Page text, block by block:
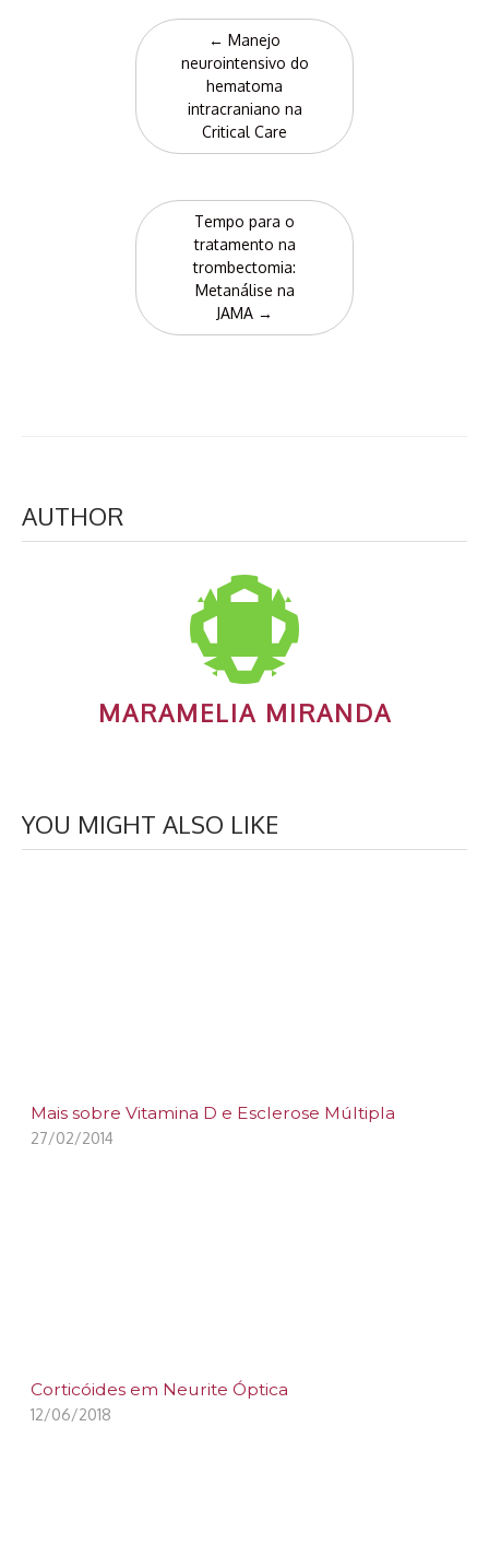
navigation
← Manejo
neurointensivo do
hematoma
intracraniano na
Critical Care
Tempo para o
tratamento na
trombectomia:
Metanálise na
JAMA →
AUTHOR
MARAMELIA MIRANDA
YOU MIGHT ALSO LIKE
Mais sobre Vitamina D e Esclerose Múltipla
27/02/2014
Corticóides em Neurite Óptica
12/06/2018